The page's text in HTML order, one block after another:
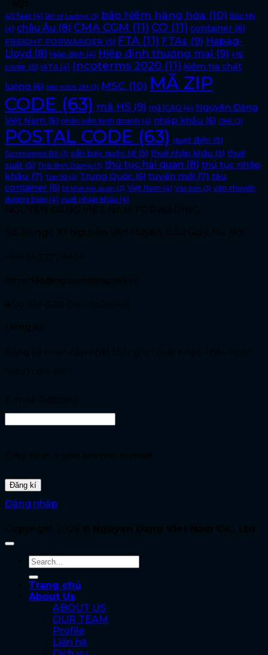
40 feet (4) Bill of Lading (3) bảo hiểm hàng hóa (10) Bắc Mỹ
(4) châu Âu (8) CMA CGM (11) CO (11) container (6)
FREIGHT FORWARDER (5) FTA (11) FTAs (9) Hapag-
Lloyd (8) Hiệp định (4) Hiệp định thương mại (9) HS
code (5) IATA (4) Incoterms 2020 (11) kiểm tra chất
lượng (6) liên minh 2M (3) MSC (10) MÃ ZIP
CODE (63) mã HS (9) mã ICAO (4) Nguyên Đăng
Việt Nam (6) nhân viên kinh doanh (4) nhập khẩu (6) ONE (3)
POSTAL CODE (63) quạt điện (5)
Surrendered Bill (3) sân bay quốc tế (5) thuế nhập khẩu (5) thuế
suất (5) Thái Bình Dương (3) thủ tục hải quan (8) thủ tục nhập
khẩu (7) Top 50 (3) Trung Quốc (6) tuyến mới (7) tàu
container (6) tờ khai hải quan (3) Việt Nam (4) Văn bản (3) vận chuyển
đường biển (4) xuất nhập khẩu (4)
Đăng nhập
Trang chủ
About Us
ABOUT US
OUR TEAM
Profile
Liên hệ